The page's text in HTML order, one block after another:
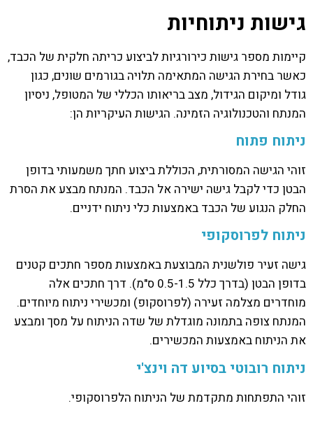
גישות ניתוחיות
קיימות מספר גישות כירורגיות לביצוע כריתה חלקית של הכבד,
כאשר בחירת הגישה המתאימה תלויה בגורמים שונים, כגון
גודל ומיקום הגידול, מצב בריאותו הכללי של המטופל, ניסיון
המנתח והטכנולוגיה הזמינה. הגישות העיקריות הן:
ניתוח פתוח
זוהי הגישה המסורתית, הכוללת ביצוע חתך משמעותי בדופן
הבטן כדי לקבל גישה ישירה אל הכבד. המנתח מבצע את הסרת
החלק הנגוע של הכבד באמצעות כלי ניתוח ידניים.
ניתוח לפרוסקופי
גישה זעיר פולשנית המבוצעת באמצעות מספר חתכים קטנים
בדופן הבטן (בדרך כלל 0.5-1.5 ס"מ). דרך חתכים אלה
מוחדרים מצלמה זעירה (לפרוסקופ) ומכשירי ניתוח מיוחדים.
המנתח צופה בתמונה מוגדלת של שדה הניתוח על מסך ומבצע
את הניתוח באמצעות המכשירים.
ניתוח רובוטי בסיוע דה וינצ'י
זוהי התפתחות מתקדמת של הניתוח הלפרוסקופי.